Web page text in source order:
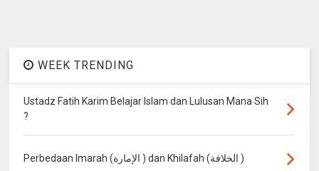
WEEK TRENDING
Ustadz Fatih Karim Belajar Islam dan Lulusan Mana Sih
?
Perbedaan Imarah (الإمارة ) dan Khilafah (الخلافة )